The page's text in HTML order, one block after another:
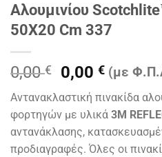
Αλουμινίου
50X20 Cm 337
0,00€
Original
price
was:
0,00 €.
0,00€Η
τιμή
είναι:
0,00 €.
(με
Αντανακλαστική πινακίδα
φορτηγών με υλικά 3M
αντανάκλασης,
προδιαγραφές. Όλες οι